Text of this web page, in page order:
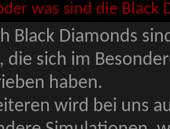
was sind die Black
Black Diamonds
die sich im
haben.
wird bei uns